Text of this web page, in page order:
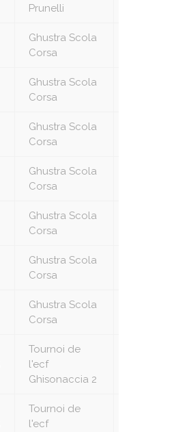
Prunelli
Ghustra Scola
Corsa
Ghustra Scola
Corsa
Ghustra Scola
Corsa
Ghustra Scola
Corsa
Ghustra Scola
Corsa
Ghustra Scola
Corsa
Ghustra Scola
Corsa
Tournoi de
l'ecf
Ghisonaccia 2
Tournoi de
l'ecf